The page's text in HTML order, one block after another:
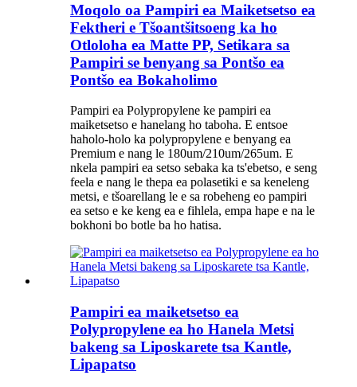
Moqolo oa Pampiri ea Maiketsetso ea
Fektheri e Tšoantšitsoeng ka ho
Otloloha ea Matte PP, Setikara sa
Pampiri se benyang sa Pontšo ea
Pontšo ea Bokaholimo
Pampiri ea Polypropylene ke pampiri ea
maiketsetso e hanelang ho taboha. E entsoe
haholo-holo ka polypropylene e benyang ea
Premium e nang le 180um/210um/265um. E
nkela pampiri ea setso sebaka ka ts'ebetso, e seng
feela e nang le thepa ea polasetiki e sa keneleng
metsi, e tšoarellang le e sa robeheng eo pampiri
ea setso e ke keng ea e fihlela, empa hape e na le
bokhoni bo botle ba ho hatisa.
Pampiri ea maiketsetso ea
Polypropylene ea ho Hanela Metsi
bakeng sa Liposkarete tsa Kantle,
Lipapatso